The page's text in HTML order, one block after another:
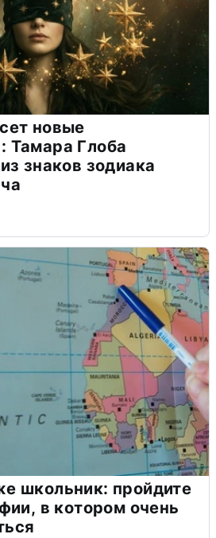
новые
Тамара Глоба
знаков зодиака
школьник: пройдите
в котором очень